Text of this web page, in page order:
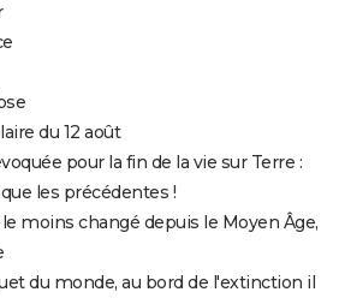
du 12 août
pour la fin de la vie sur Terre :
les précédentes !
moins changé depuis le Moyen Âge,
du monde, au bord de l'extinction il